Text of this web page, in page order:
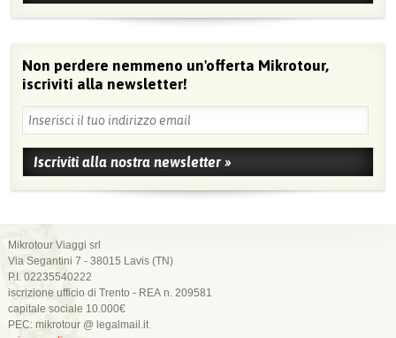
Non perdere nemmeno un'offerta Mikrotour,
iscriviti alla newsletter!
Mikrotour Viaggi srl
Via Segantini 7 - 38015 Lavis (TN)
P.I. 02235540222
iscrizione ufficio di Trento - REA n. 209581
capitale sociale 10.000€
PEC: mikrotour @ legalmail.it